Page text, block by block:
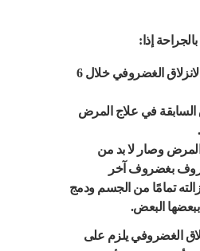
إذا:
لم تختفِ آلام الانزلاق الغضروفي خلال 6
في علاج المرض
وصار لا بد من
بغضروف آخر
تمامًا من الجسم ودمج
البعض.
الغضروفي يلزم على